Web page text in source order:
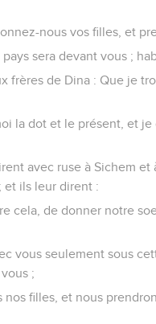
nous vos filles, et
sera devant vous ;
frères de Dina : Que je
la dot et le présent, et
avec ruse à Sichem
et ils leur dirent :
cela, de donner notre
vous seulement sous
;
nos filles, et nous